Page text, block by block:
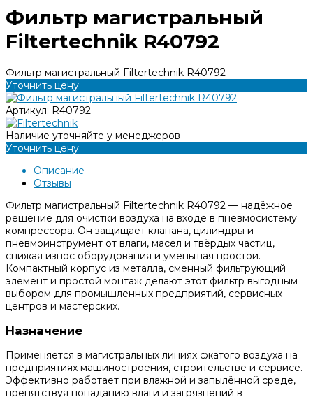
Фильтр магистральный
Filtertechnik R40792
Фильтр магистральный Filtertechnik R40792
Уточнить цену
Артикул: R40792
Наличие уточняйте у менеджеров
Уточнить цену
Описание
Отзывы
Фильтр магистральный Filtertechnik R40792 — надёжное
решение для очистки воздуха на входе в пневмосистему
компрессора. Он защищает клапана, цилиндры и
пневмоинструмент от влаги, масел и твёрдых частиц,
снижая износ оборудования и уменьшая простои.
Компактный корпус из металла, сменный фильтрующий
элемент и простой монтаж делают этот фильтр выгодным
выбором для промышленных предприятий, сервисных
центров и мастерских.
Назначение
Применяется в магистральных линиях сжатого воздуха на
предприятиях машиностроения, строительстве и сервисе.
Эффективно работает при влажной и запылённой среде,
препятствуя попаданию влаги и загрязнений в